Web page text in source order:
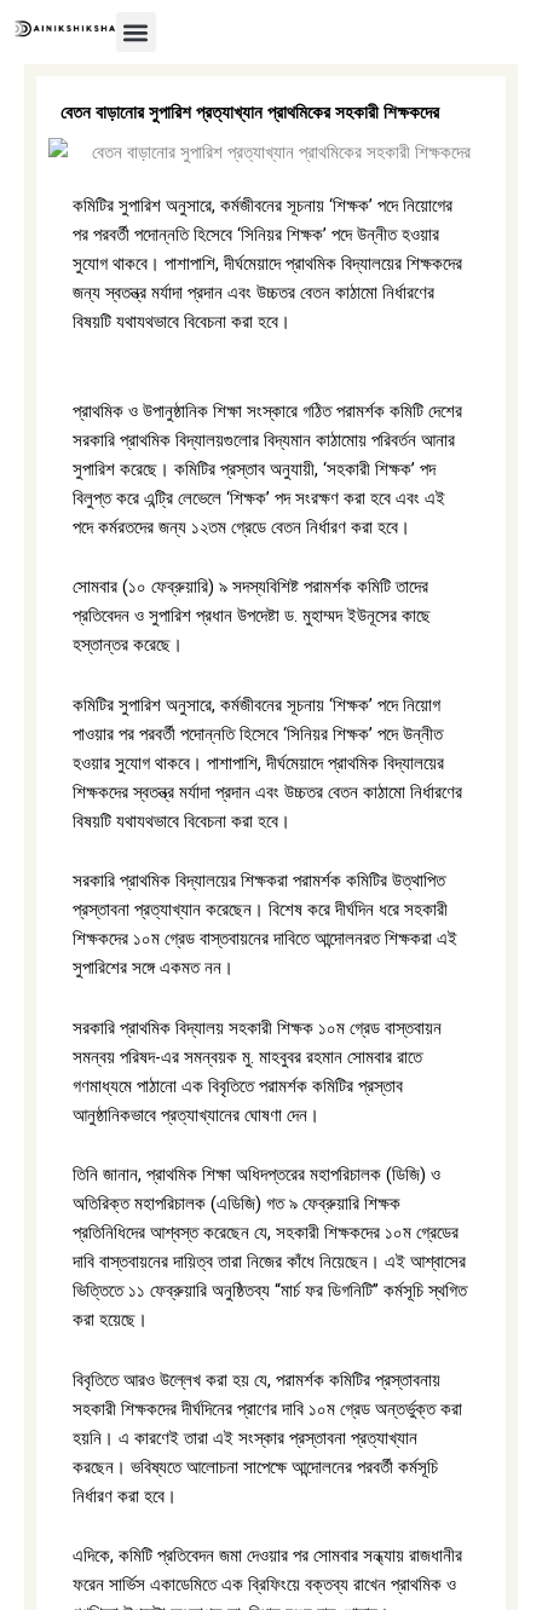
to
বেতন বাড়ানোর সুপারিশ প্রত্যাখ্যান প্রাথমিকের সহকারী শিক্ষকদের
কমিটির সুপারিশ অনুসারে, কর্মজীবনের সূচনায় ‘শিক্ষক’ পদে নিয়োগের
পর পরবর্তী পদোন্নতি হিসেবে ‘সিনিয়র শিক্ষক’ পদে উন্নীত হওয়ার
সুযোগ থাকবে। পাশাপাশি, দীর্ঘমেয়াদে প্রাথমিক বিদ্যালয়ের শিক্ষকদের
জন্য স্বতন্ত্র মর্যাদা প্রদান এবং উচ্চতর বেতন কাঠামো নির্ধারণের
বিষয়টি যথাযথভাবে বিবেচনা করা হবে।
প্রাথমিক ও উপানুষ্ঠানিক শিক্ষা সংস্কারে গঠিত পরামর্শক কমিটি দেশের
সরকারি প্রাথমিক বিদ্যালয়গুলোর বিদ্যমান কাঠামোয় পরিবর্তন আনার
সুপারিশ করেছে। কমিটির প্রস্তাব অনুযায়ী, ‘সহকারী শিক্ষক’ পদ
বিলুপ্ত করে এন্ট্রি লেভেলে ‘শিক্ষক’ পদ সংরক্ষণ করা হবে এবং এই
পদে কর্মরতদের জন্য ১২তম গ্রেডে বেতন নির্ধারণ করা হবে।
সোমবার (১০ ফেব্রুয়ারি) ৯ সদস্যবিশিষ্ট পরামর্শক কমিটি তাদের
প্রতিবেদন ও সুপারিশ প্রধান উপদেষ্টা ড. মুহাম্মদ ইউনূসের কাছে
হস্তান্তর করেছে।
কমিটির সুপারিশ অনুসারে, কর্মজীবনের সূচনায় ‘শিক্ষক’ পদে নিয়োগ
পাওয়ার পর পরবর্তী পদোন্নতি হিসেবে ‘সিনিয়র শিক্ষক’ পদে উন্নীত
হওয়ার সুযোগ থাকবে। পাশাপাশি, দীর্ঘমেয়াদে প্রাথমিক বিদ্যালয়ের
শিক্ষকদের স্বতন্ত্র মর্যাদা প্রদান এবং উচ্চতর বেতন কাঠামো নির্ধারণের
বিষয়টি যথাযথভাবে বিবেচনা করা হবে।
সরকারি প্রাথমিক বিদ্যালয়ের শিক্ষকরা পরামর্শক কমিটির উত্থাপিত
প্রস্তাবনা প্রত্যাখ্যান করেছেন। বিশেষ করে দীর্ঘদিন ধরে সহকারী
শিক্ষকদের ১০ম গ্রেড বাস্তবায়নের দাবিতে আন্দোলনরত শিক্ষকরা এই
সুপারিশের সঙ্গে একমত নন।
সরকারি প্রাথমিক বিদ্যালয় সহকারী শিক্ষক ১০ম গ্রেড বাস্তবায়ন
সমন্বয় পরিষদ-এর সমন্বয়ক মু. মাহবুবর রহমান সোমবার রাতে
গণমাধ্যমে পাঠানো এক বিবৃতিতে পরামর্শক কমিটির প্রস্তাব
আনুষ্ঠানিকভাবে প্রত্যাখ্যানের ঘোষণা দেন।
তিনি জানান, প্রাথমিক শিক্ষা অধিদপ্তরের মহাপরিচালক (ডিজি) ও
অতিরিক্ত মহাপরিচালক (এডিজি) গত ৯ ফেব্রুয়ারি শিক্ষক
প্রতিনিধিদের আশ্বস্ত করেছেন যে, সহকারী শিক্ষকদের ১০ম গ্রেডের
দাবি বাস্তবায়নের দায়িত্ব তারা নিজের কাঁধে নিয়েছেন। এই আশ্বাসের
ভিত্তিতে ১১ ফেব্রুয়ারি অনুষ্ঠিতব্য “মার্চ ফর ডিগনিটি” কর্মসূচি স্থগিত
করা হয়েছে।
বিবৃতিতে আরও উল্লেখ করা হয় যে, পরামর্শক কমিটির প্রস্তাবনায়
সহকারী শিক্ষকদের দীর্ঘদিনের প্রাণের দাবি ১০ম গ্রেড অন্তর্ভুক্ত করা
হয়নি। এ কারণেই তারা এই সংস্কার প্রস্তাবনা প্রত্যাখ্যান
করছেন। ভবিষ্যতে আলোচনা সাপেক্ষে আন্দোলনের পরবর্তী কর্মসূচি
নির্ধারণ করা হবে।
এদিকে, কমিটি প্রতিবেদন জমা দেওয়ার পর সোমবার সন্ধ্যায় রাজধানীর
ফরেন সার্ভিস একাডেমিতে এক ব্রিফিংয়ে বক্তব্য রাখেন প্রাথমিক ও